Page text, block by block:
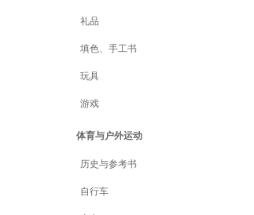
礼品
填色、手工书
玩具
游戏
体育与户外运动
历史与参考书
自行车